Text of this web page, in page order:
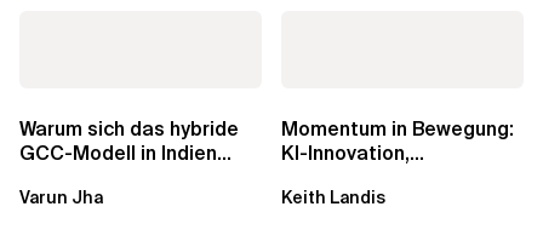
Warum sich das hybride
GCC-Modell in Indien
Unternehmen den...
Varun Jha
Momentum in Bewegung:
KI-Innovation,
Macht der...
Keith Landis